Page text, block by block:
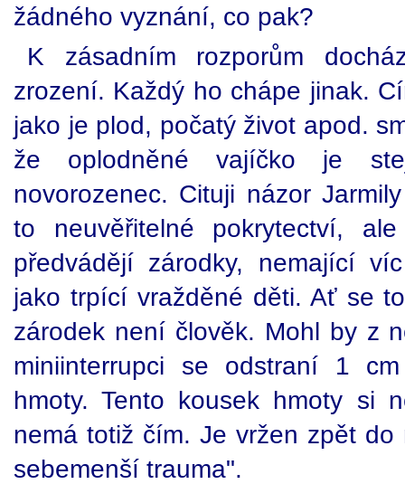
žádného vyznání, co pak?
K zásadním rozporům
zrození. Každý ho chápe jinak.
jako je plod, počatý život apod.
že oplodněné vajíčko je
novorozenec. Cituji názor
to neuvěřitelné pokrytectví,
předvádějí zárodky, nemající
jako trpící vražděné děti. Ať se
zárodek není člověk. Mohl by z
miniinterrupci se odstraní 1
hmoty. Tento kousek hmoty si
nemá totiž čím. Je vržen zpět
sebemenší trauma".